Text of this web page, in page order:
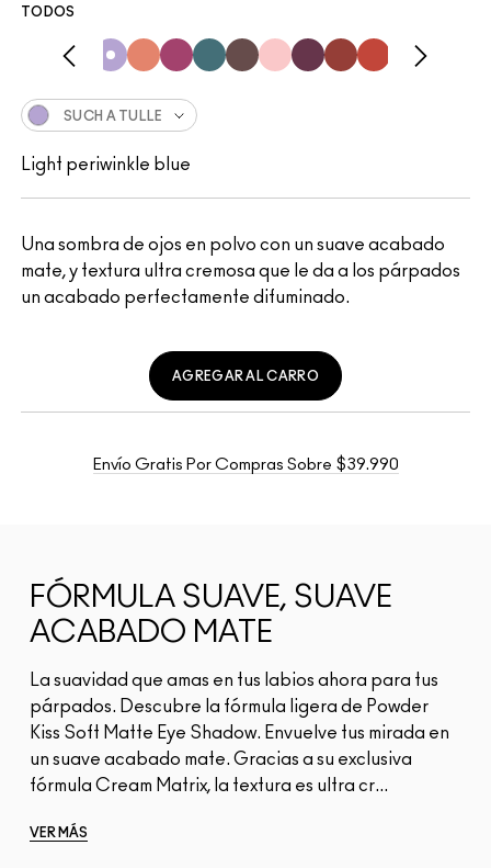
Una sombra de ojos en polvo con un suave acabado
mate, y textura ultra cremosa que le da a los párpados
un acabado perfectamente difuminado.
TODOS
SUCH A TULLE
Light periwinkle blue
AGREGAR AL CARRO
Envío Gratis Por Compras Sobre $39.990
FÓRMULA SUAVE, SUAVE
ACABADO MATE
La suavidad que amas en tus labios ahora para tus
párpados. Descubre la fórmula ligera de Powder
Kiss Soft Matte Eye Shadow. Envuelve tus mirada en
un suave acabado mate. Gracias a su exclusiva
fórmula Cream Matrix, la textura es ultra cr...
VER MÁS